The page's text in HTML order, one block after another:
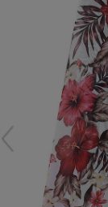
ブランド
最旬！トレ
【予約】
【Tシャツ
アイテム一覧
SALE
いち早く
ご登録はこ
SUPPORT
ご利用ガイド